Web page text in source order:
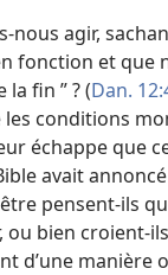
​nous agir,
fonction et que
la fin ” ? (Dan.
conditions
échappe que
avait
pensent-​ils
ou bien croient-​
d’une manière